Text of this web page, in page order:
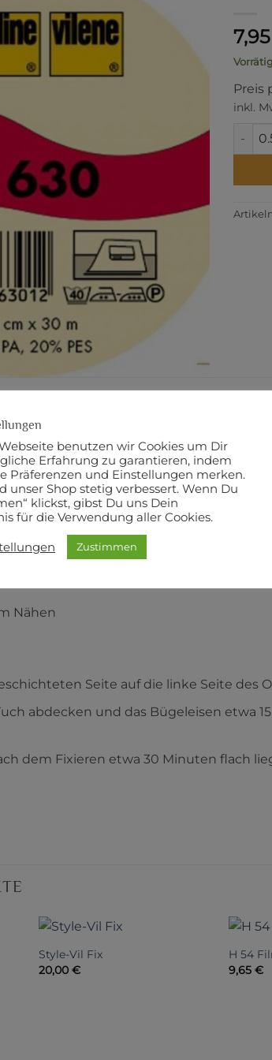
7,95
Vorrätig
Preis
inkl.
H 630
ZUSÄTZLICHE
Stoffe wie Baumwolle und Synthetics.
Nähen
Seite auf die linke Seite des
abdecken und das Bügeleisen etwa
dem Fixieren etwa 30 Minuten flach
Style-Vil Fix
20,00 €
H 54
9,65€
benutzen wir Cookies um Dir
Erfahrung zu garantieren, indem
Präferenzen und Einstellungen merken.
unser Shop stetig verbessert. Wenn Du
klickst, gibst Du uns Dein
für die Verwendung aller Cookies.
Zustimmen